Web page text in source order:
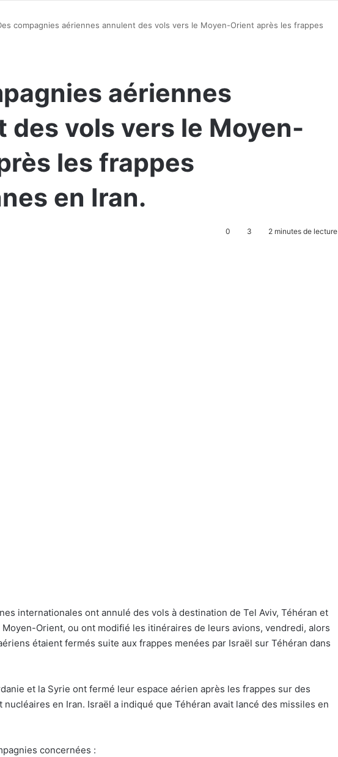
compagnies aériennes annulent des vols vers le Moyen-Orient après les frappes
aériennes
des vols vers le Moyen-
les frappes
en Iran.
0 3 2 minutes de lecture
internationales ont annulé des vols à destination de Tel Aviv, Téhéran et
Moyen-Orient, ou ont modifié les itinéraires de leurs avions, vendredi, alors
étaient fermés suite aux frappes menées par Israël sur Téhéran dans
et la Syrie ont fermé leur espace aérien après les frappes sur des
en Iran. Israël a indiqué que Téhéran avait lancé des missiles en
concernées :